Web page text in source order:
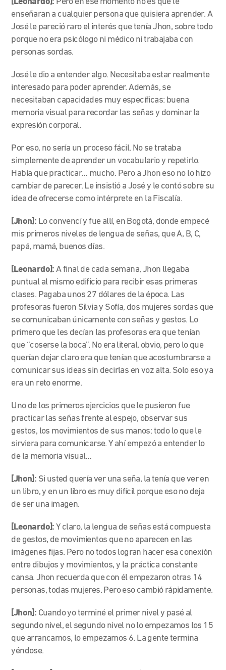
enseñaran a cualquier persona que quisiera aprender. A
José le pareció raro el interés que tenía Jhon, sobre todo
porque no era psicólogo ni médico ni trabajaba con
personas sordas.
José le dio a entender algo. Necesitaba estar realmente
interesado para poder aprender. Además, se
necesitaban capacidades muy específicas: buena
memoria visual para recordar las señas y dominar la
expresión corporal.
Por eso, no sería un proceso fácil. No se trataba
simplemente de aprender un vocabulario y repetirlo.
Había que practicar… mucho. Pero a Jhon eso no lo hizo
cambiar de parecer. Le insistió a José y le contó sobre su
idea de ofrecerse como intérprete en la Fiscalía.
[Jhon]: Lo convencí y fue allí, en Bogotá, donde empecé
mis primeros niveles de lengua de señas, que A, B, C,
papá, mamá, buenos días.
[Leonardo]:A final de cada semana, Jhon llegaba
puntual al mismo edificio para recibir esas primeras
clases. Pagaba unos 27 dólares de la época. Las
profesoras fueron Silvia y Sofía, dos mujeres sordas que
se comunicaban únicamente con señas y gestos. Lo
primero que les decían las profesoras era que tenían
que “coserse la boca”. No era literal, obvio, pero lo que
querían dejar claro era que tenían que acostumbrarse a
comunicar sus ideas sin decirlas en voz alta. Solo eso ya
era un reto enorme.
Uno de los primeros ejercicios que le pusieron fue
practicar las señas frente al espejo, observar sus
gestos, los movimientos de sus manos: todo lo que le
sirviera para comunicarse. Y ahí empezó a entender lo
de la memoria visual…
[Jhon]: Si usted quería ver una seña, la tenía que ver en
un libro, y en un libro es muy difícil porque eso no deja
de ser una imagen.
[Leonardo]:Y claro, la lengua de señas está compuesta
de gestos, de movimientos que no aparecen en las
imágenes fijas. Pero no todos logran hacer esa conexión
entre dibujos y movimientos, y la práctica constante
cansa. Jhon recuerda que con él empezaron otras 14
personas, todas mujeres. Pero eso cambió rápidamente.
[Jhon]: Cuando yo terminé el primer nivel y pasé al
segundo nivel, el segundo nivel no lo empezamos los 15
que arrancamos, lo empezamos 6. La gente termina
yéndose.